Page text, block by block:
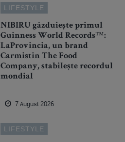
LIFESTYLE
NIBIRU găzduiește primul
Guinness World Records™️:
LaProvincia, un brand
Carmistin The Food
Company, stabilește recordul
mondial
7 August 2026
LIFESTYLE